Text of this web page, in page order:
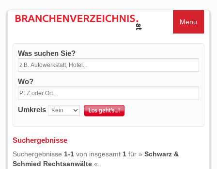
Menu
Was suchen Sie?
Wo?
Umkreis
Suchergebnisse
Suchergebnisse 1-1 von insgesamt 1 für » Schwarz &
Schmied Rechtsanwälte «.